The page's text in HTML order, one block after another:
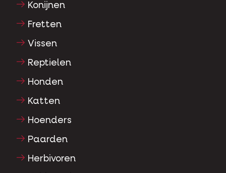
Konijnen
Fretten
Vissen
Reptielen
Honden
Katten
Hoenders
Paarden
Herbivoren